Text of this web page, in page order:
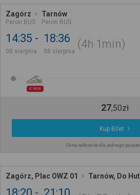
Zagórz
Peron BUS
Tarnów
Peron BUS
14:35
08 sierpnia
18:36
08 sierpnia
4h 1min
IC 806
27,50zł
Kup Bilet
Cena całkowita dla jednego
Zagórz, Plac OWZ 01 Tarnów, Do